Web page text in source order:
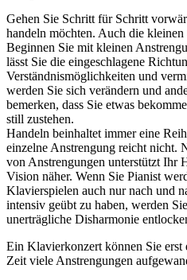
Gehen Sie Schritt für Schritt
handeln möchten. Auch die
Beginnen Sie mit kleinen
lässt Sie die eingeschlagene
Verständnismöglichkeiten und
werden Sie sich verändern und
bemerken, dass Sie etwas
still zustehen.
Handeln beinhaltet immer eine
einzelne Anstrengung reicht nicht.
von Anstrengungen unterstützt Ihr
Vision näher. Wenn Sie Pianist
Klavierspielen auch nur nach und
intensiv geübt zu haben, werden
unerträgliche Disharmonie
Ein Klavierkonzert können Sie erst
Zeit viele Anstrengungen